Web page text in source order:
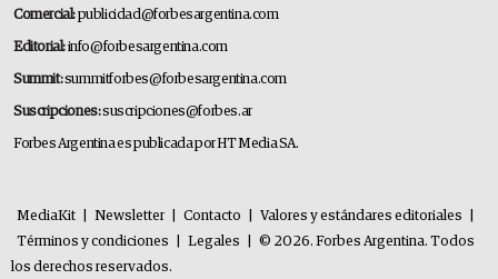
Comercial:publicidad@forbesargentina.com
Editorial:info@forbesargentina.com
Summit:summitforbes@forbesargentina.com
Suscripciones:suscripciones@forbes.ar
Forbes Argentina es publicada por HT Media SA.
MediaKit Newsletter Contacto Valores y estándares editoriales
Términos y condiciones
Legales
© 2026. Forbes Argentina. Todos
los derechos reservados.